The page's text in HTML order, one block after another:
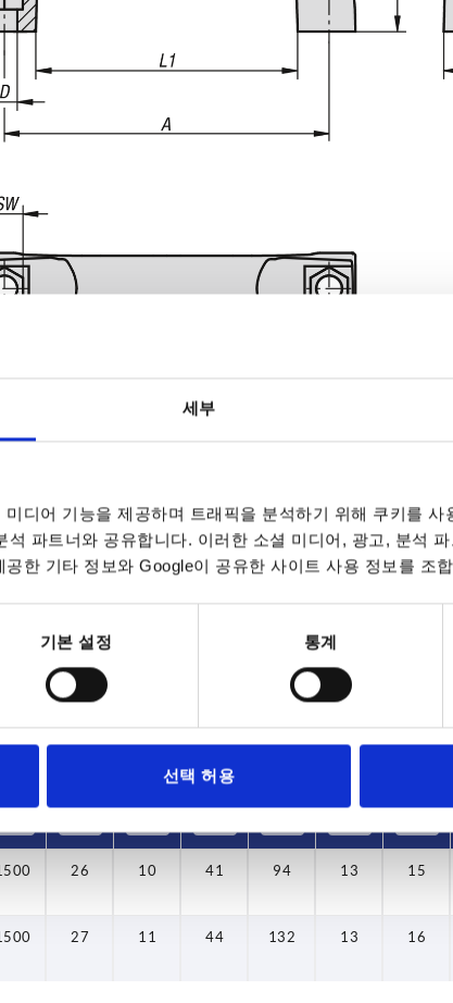
세부
디어 기능을 제공하며 트래픽을 분석하기 위해 쿠키를 사
석 파트너와 공유합니다. 이러한 소셜 미디어, 광고, 분석
한 기타 정보와 Google이 공유한 사이트 사용 정보를 조
기본 설정 통계
선택 허용
L 하중 N
다. 주문 완료 전 마지막 단계에서 확정
7~9 영업일
10-26 캘린더 일수
26 10 41 94 13 15
27 11 44 132 13 16